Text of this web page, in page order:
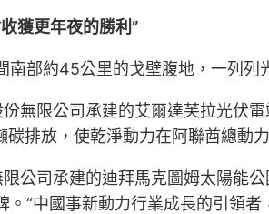
獲更年夜的勝利”
南部約45公里的戈壁腹地，一列
無限公司承建的艾爾達芙拉光伏
排放，使乾淨動力在阿聯酋總動
公司承建的迪拜馬克圖姆太陽能
“中國事新動力行業成長的引領